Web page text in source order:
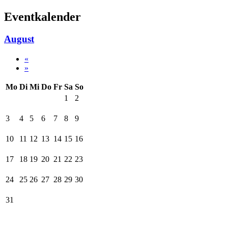
Eventkalender
August
«
»
Mo Di Mi Do Fr Sa So
1
2
3 4 5 6 7 8 9
10 11 12 13 14 15 16
17 18 19 20 21 22 23
24 25 26 27 28 29 30
31